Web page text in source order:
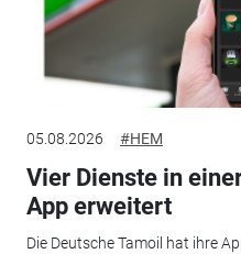
05.08.2026 #HEM
Vier Dienste in
App erweitert
Die Deutsche Tamoil hat ihre